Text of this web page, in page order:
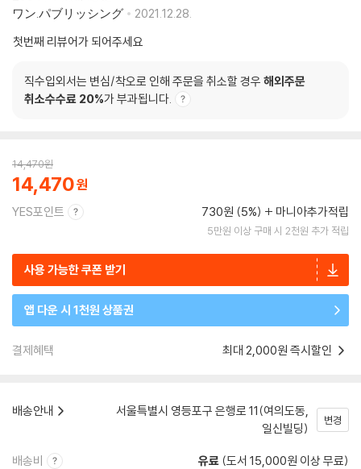
ワン.パブリッシング
2021.12.28.
첫번째 리뷰어가 되어주세요
직수입외서는 변심/착오로 인해 주문을 취소할 경우 해외주문
취소수수료 20%가 부과됩니다.
14,470원
14,470
YES포인트 730원 (5%) 마니아추가적립
5만원 이상 구매 시 2천원 추가 적립
사용 가능한 쿠폰 받기
앱 다운 시 1천원 상품권
결제혜택 최대 2,000원 즉시할인
배송안내
서울특별시 영등포구 은행로 11(여의도동,
일신빌딩)
변경
배송비 유료 (도서 15,000원 이상 무료)